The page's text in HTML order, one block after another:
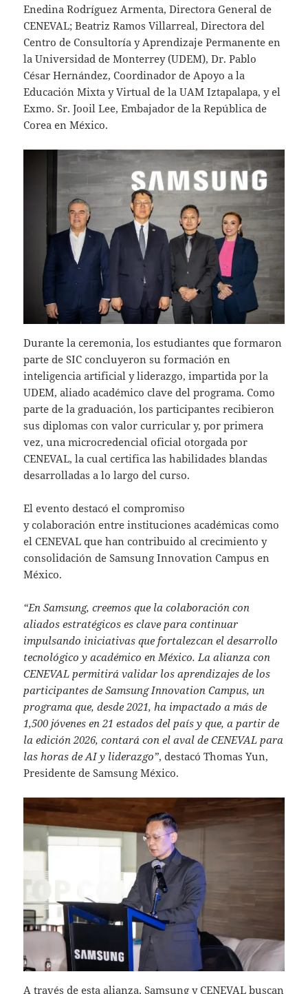
Enedina Rodríguez Armenta, Directora General de
CENEVAL; Beatriz Ramos Villarreal, Directora del
Centro de Consultoría y Aprendizaje Permanente en
la Universidad de Monterrey (UDEM), Dr. Pablo
César Hernández, Coordinador de Apoyo a la
Educación Mixta y Virtual de la UAM Iztapalapa, y el
Exmo. Sr. Jooil Lee, Embajador de la República de
Corea en México.
Durante la ceremonia, los estudiantes que formaron
parte de SIC concluyeron su formación en
inteligencia artificial y liderazgo, impartida por la
UDEM, aliado académico clave del programa. Como
parte de la graduación, los participantes recibieron
sus diplomas con valor curricular y, por primera
vez, una microcredencial oficial otorgada por
CENEVAL, la cual certifica las habilidades blandas
desarrolladas a lo largo del curso.
El evento destacó el compromiso
y colaboración entre instituciones académicas como
el CENEVAL que han contribuido al crecimiento y
consolidación de Samsung Innovation Campus en
México.
“En Samsung, creemos que la colaboración con
aliados estratégicos es clave para continuar
impulsando iniciativas que fortalezcan el desarrollo
tecnológico y académico en México. La alianza con
CENEVAL permitirá validar los aprendizajes de los
participantes de Samsung Innovation Campus, un
programa que, desde 2021, ha impactado a más de
1,500 jóvenes en 21 estados del país y que, a partir de
la edición 2026, contará con el aval de CENEVAL para
las horas de AI y liderazgo”, destacó Thomas Yun,
Presidente de Samsung México.
A través de esta alianza, Samsung y CENEVAL buscan